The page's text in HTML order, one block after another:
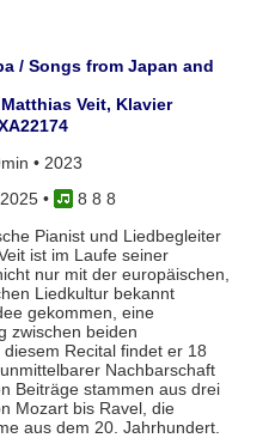
/ Songs from Japan and
Veit, Klavier
• 2023
•
8 8 8
Pianist und Liedbegleiter
ist im Laufe seiner
nur mit der europäischen,
Liedkultur bekannt
gekommen, eine
zwischen beiden
Recital findet er 18
Nachbarschaft
Beiträge stammen aus drei
Mozart bis Ravel, die
aus dem 20. Jahrhundert.